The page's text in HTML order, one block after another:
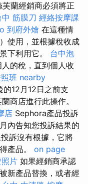
芙蘭經銷商必須將正
中 筋膜刀 經絡按摩課
到府外燴 在這種情
使用，並根據稅收成
下利用它。 台中泡
的稅，直到個人收
班 nearby
12月12日之前支
商店進行此操作。
店 Sephora產品投訴
內告知您投訴結果的
訴沒有根據，它將
產品。 on page
片 如果經銷商承認
新產品替換，或者經